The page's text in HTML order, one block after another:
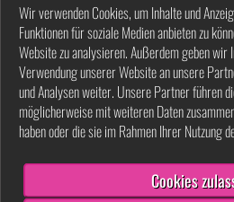
Wir verwenden Cookies, um Inhalte und
Funktionen für soziale Medien anbieten zu
Website zu analysieren. Außerdem geben wir
Verwendung unserer Website an unsere
und Analysen weiter. Unsere Partner führen
möglicherweise mit weiteren Daten
haben oder die sie im Rahmen Ihrer Nutzung
Cookies